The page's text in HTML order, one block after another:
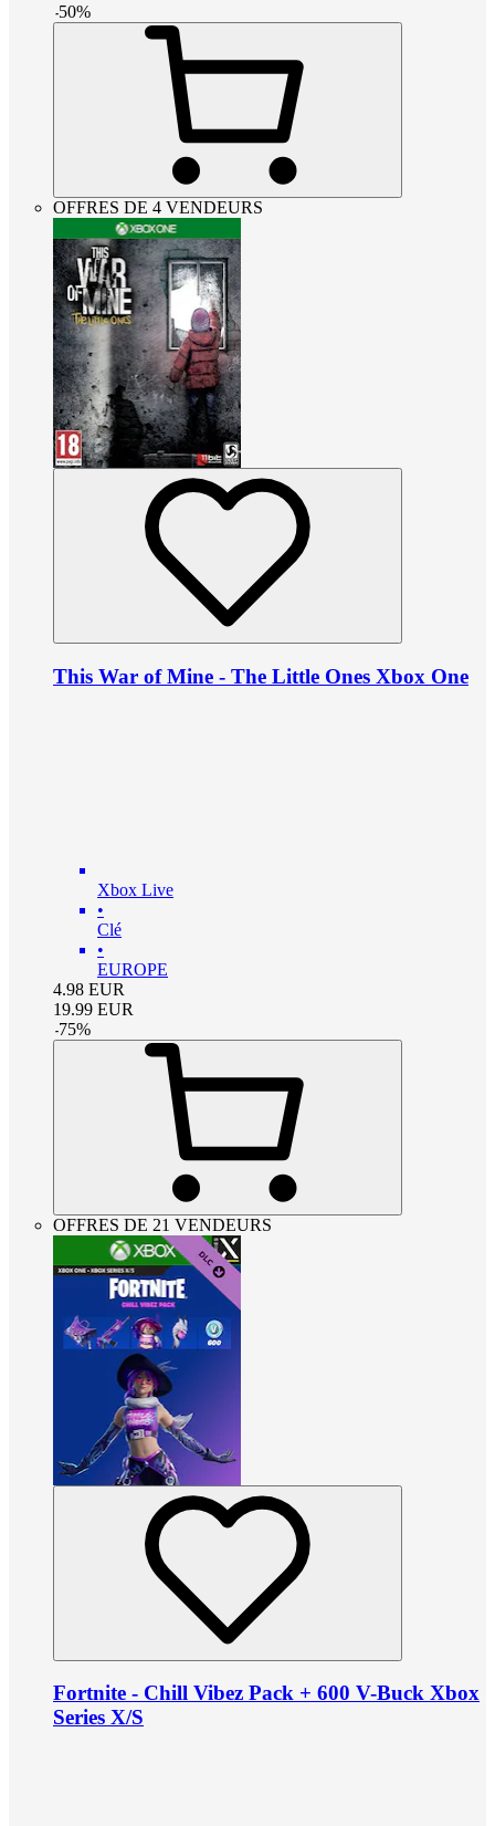
-50%
OFFRES DE 4 VENDEURS
This War of Mine - The Little Ones Xbox One
Xbox Live
•
Clé
•
EUROPE
4.98 EUR
19.99 EUR
-75%
OFFRES DE 21 VENDEURS
Fortnite - Chill Vibez Pack + 600 V-Buck Xbox
Series X/S